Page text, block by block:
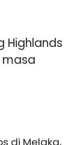
Highlands
di Melaka,